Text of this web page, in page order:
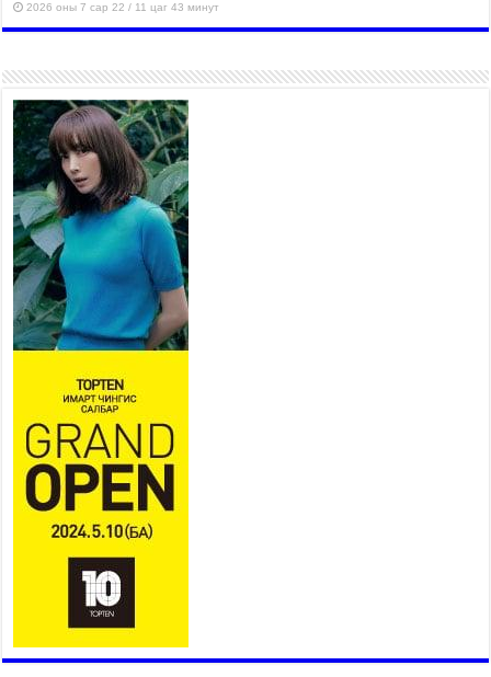
2026 оны 7 сар 22 / 11 цаг 43 минут
боломжтой-Хүүхэд хөгжүүлэх
төв” байгуулах төсөлд төр,
хувийн хэвшлийн түншлэлийн хүрээнд хамтран
ажиллахыг урьж байна
2026 оны 7 сар 22 / 9 цаг 28 минут
Б.Пүрэвдагва: “Урт цагаан”-ыг
залуучууд чөлөөт цагаа
өнгөрүүлдэг, жуулчид зорьж
ирдэг цэг болгоно
2026 оны 7 сар 21 / 16 цаг 47 минут
Тусгай замын автобус /BRT/ төслийн удирдах
хорооны ээлжит хуралдаан боллоо
Ерөнхий сайд Н.Учрал БНХАУ-аас Монгол Улсад
суугаа Элчин сайд Шэнь Миньжюанийг хүлээн
авч уулзав
2026 оны 7 сар 21 / 16 цаг 39 минут
БҮГД НАЙРАМДАХ ТАЖИКИСТАН УЛСТАЙ
ЭДИЙН ЗАСГИЙН ХАМТЫН АЖИЛЛАГААГ
ӨРГӨЖҮҮЛНЭ
2026 оны 7 сар 21 / 16 цаг 34 минут
26,992 суралцагч хотхоны бага сургуульд, 8100
суралцагч төрөлжсөн ахлах сургуульд
суралцана
2026 оны 7 сар 21 / 13 цаг 43 минут